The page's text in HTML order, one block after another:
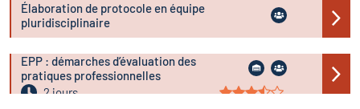
Élaboration de protocole en équipe
pluridisciplinaire
EPP : démarches d’évaluation des
pratiques professionnelles
2 jours